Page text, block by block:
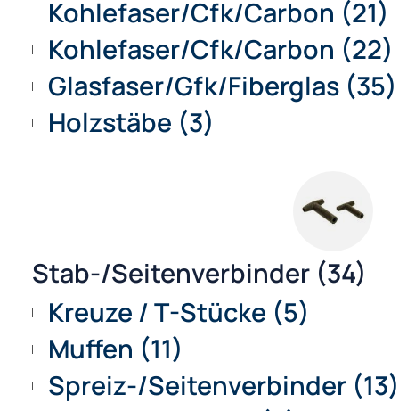
Gestänge
(Vollstäbe/Rohre) (81)
EXEL
Kohlefaser/Cfk/Carbon
Glasfaser/Gfk/Fiberglas
Holzstäbe (3)